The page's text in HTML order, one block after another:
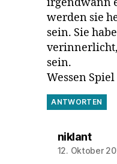
irgendwann
werden sie
sein. Sie
sein.
Wessen
ANTWORTEN
niklantsagt:
12. Oktober